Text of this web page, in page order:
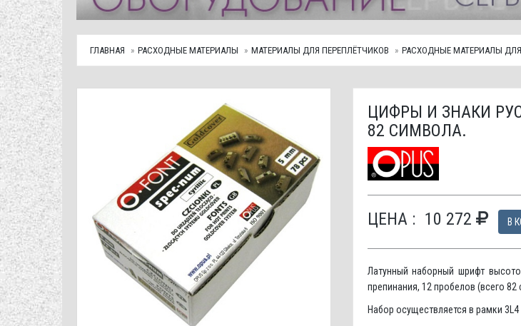
ГЛАВНАЯ РАСХОДНЫЕ МАТЕРИАЛЫ МАТЕРИАЛЫ ДЛЯ ПЕРЕПЛЁТЧИКОВ РАСХОДНЫЕ МАТЕРИАЛЫ ДЛЯ
ЦИФРЫ И ЗНАКИ
82 СИМВОЛА.
ЦЕНА : 10 272 В
Латунный наборный шрифт
препинания, 12 пробелов (всего 82
Набор осуществляется в рамки 3L4